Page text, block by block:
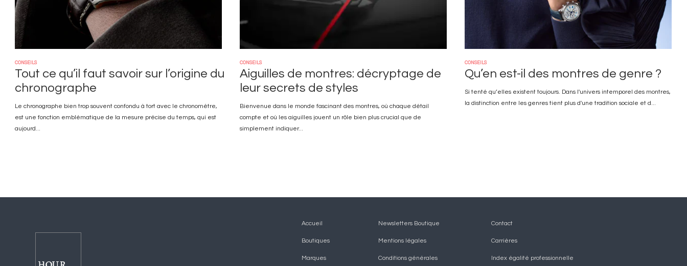
CONSEILS
Tout ce qu’il faut savoir sur l’origine du
chronographe
Le chronographe bien trop souvent confondu à tort avec le chronomètre,
est une fonction emblématique de la mesure précise du temps, qui est
aujourd...
CONSEILS
Aiguilles de montres: décryptage de
leur secrets de styles
Bienvenue dans le monde fascinant des montres, où chaque détail
compte et où les aiguilles jouent un rôle bien plus crucial que de
simplement indiquer...
CONSEILS
Qu’en est-il des montres de genre ?
Si tenté qu’elles existent toujours. Dans l'univers intemporel des montres,
la distinction entre les genres tient plus d'une tradition sociale et d...
Navigation
principale
Accueil
Boutiques
Marques
Menu
footer
Newsletters Boutique
Mentions légales
Conditions générales
Pied
de
Contact
Carrières
Index égalité professionnelle